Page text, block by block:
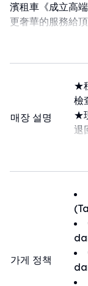
濱租車《成立高
更奢華的服務給
山區（近捷運劍
Class、Toyota
前都會進行消毒
租車店家周圍地
路站 450公尺｜
매장 설명
★
檢
★
退
★
險
가게 정책